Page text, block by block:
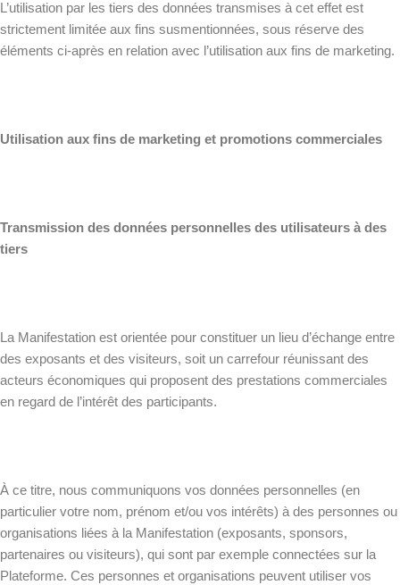
L’utilisation par les tiers des données transmises à cet effet est
strictement limitée aux fins susmentionnées, sous réserve des
éléments ci-après en relation avec l’utilisation aux fins de marketing.
Utilisation aux fins de marketing et promotions commerciales
Transmission des données personnelles des utilisateurs à des
tiers
La Manifestation est orientée pour constituer un lieu d’échange entre
des exposants et des visiteurs, soit un carrefour réunissant des
acteurs économiques qui proposent des prestations commerciales
en regard de l’intérêt des participants.
À ce titre, nous communiquons vos données personnelles (en
particulier votre nom, prénom et/ou vos intérêts) à des personnes ou
organisations liées à la Manifestation (exposants, sponsors,
partenaires ou visiteurs), qui sont par exemple connectées sur la
Plateforme. Ces personnes et organisations peuvent utiliser vos